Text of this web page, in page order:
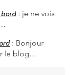
bord : je ne vois
: Bonjour
le blog…